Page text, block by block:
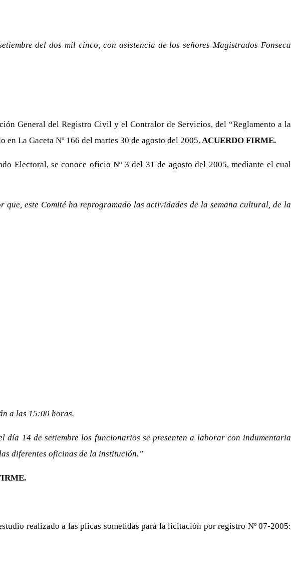
del dos mil cinco, con asistencia de los señores Magistrados Fonseca
General del Registro Civil y el Contralor de Servicios, del “Reglamento a la
La Gaceta Nº 166 del martes 30 de agosto del 2005. ACUERDO FIRME.
Electoral, se conoce oficio Nº 3 del 31 de agosto del 2005, mediante el cual
este Comité ha reprogramado las actividades de la semana cultural, de la
a las 15:00 horas.
14 de setiembre los funcionarios se presenten a laborar con indumentaria
diferentes oficinas de la institución.”
realizado a las plicas sometidas para la licitación por registro Nº 07-2005: